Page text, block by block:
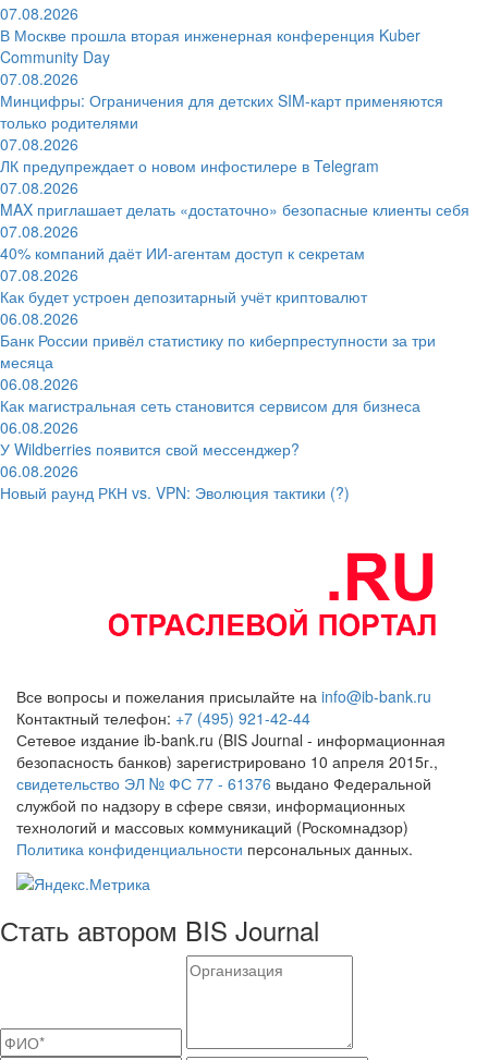
07.08.2026
В Москве прошла вторая инженерная конференция Kuber
Community Day
07.08.2026
Минцифры: Ограничения для детских SIM-карт применяются
только родителями
07.08.2026
ЛК предупреждает о новом инфостилере в Telegram
07.08.2026
MAX приглашает делать «достаточно» безопасные клиенты себя
07.08.2026
40% компаний даёт ИИ‑агентам доступ к секретам
07.08.2026
Как будет устроен депозитарный учёт криптовалют
06.08.2026
Банк России привёл статистику по киберпреступности за три
месяца
06.08.2026
Как магистральная сеть становится сервисом для бизнеса
06.08.2026
У Wildberries появится свой мессенджер?
06.08.2026
Новый раунд РКН vs. VPN: Эволюция тактики (?)
Все вопросы и пожелания присылайте на info@ib-bank.ru
Контактный телефон: +7 (495) 921-42-44
Сетевое издание ib-bank.ru (BIS Journal - информационная
безопасность банков) зарегистрировано 10 апреля 2015г.,
свидетельство ЭЛ № ФС 77 - 61376 выдано Федеральной
службой по надзору в сфере связи, информационных
технологий и массовых коммуникаций (Роскомнадзор)
Политика конфиденциальности персональных данных.
Стать автором BIS Journal